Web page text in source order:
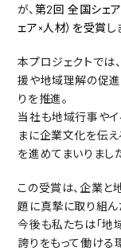
が、第2回 全国シェ
ェア×人材）を受賞 し
本プロジェクトで
援や地域理解の促進
りを推進。
当社も地域行事や
まに企業文化を伝え
を進めてまいりまし
この受賞は、企業
題に真摯に取り組ん
今後も私たちは「地
誇りをもって働ける